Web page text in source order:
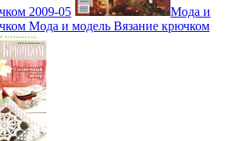
2009-05
Мода и
Мода и модель Вязание крючком